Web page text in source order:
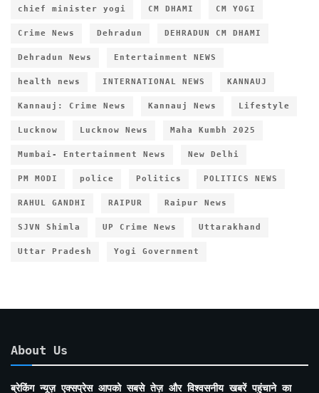
chief minister yogi CM DHAMI CM YOGI
Crime News Dehradun DEHRADUN CM DHAMI
Dehradun News Entertainment NEWS
health news INTERNATIONAL NEWS KANNAUJ
Kannauj: Crime News Kannauj News Lifestyle
Lucknow Lucknow News Maha Kumbh 2025
Mumbai- Entertainment News New Delhi
PM MODI police Politics POLITICS NEWS
RAHUL GANDHI RAIPUR Raipur News
SJVN Shimla UP Crime News Uttarakhand
Uttar Pradesh Yogi Government
About Us
ब्रेकिंग न्यूज़ एक्सप्रेस आपको सबसे तेज़ और विश्वसनीय खबरें पहुंचाने का